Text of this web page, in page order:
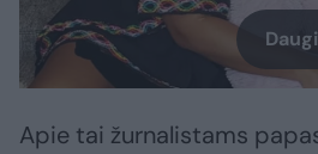
Apie tai žurnalistams